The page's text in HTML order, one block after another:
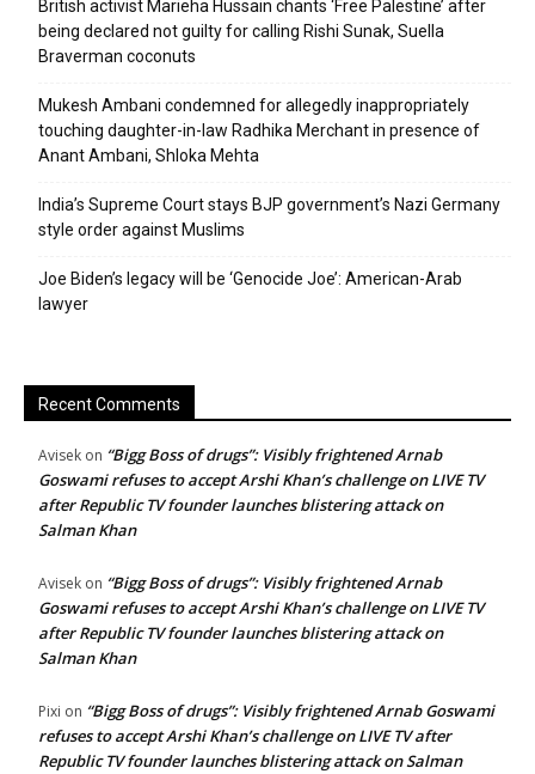
British activist Marieha Hussain chants ‘Free Palestine’ after
being declared not guilty for calling Rishi Sunak, Suella
Braverman coconuts
Mukesh Ambani condemned for allegedly inappropriately
touching daughter-in-law Radhika Merchant in presence of
Anant Ambani, Shloka Mehta
India’s Supreme Court stays BJP government’s Nazi Germany
style order against Muslims
Joe Biden’s legacy will be ‘Genocide Joe’: American-Arab
lawyer
Recent Comments
Avisek on “Bigg Boss of drugs”: Visibly frightened Arnab
Goswami refuses to accept Arshi Khan’s challenge on LIVE TV
after Republic TV founder launches blistering attack on
Salman Khan
Avisek on “Bigg Boss of drugs”: Visibly frightened Arnab
Goswami refuses to accept Arshi Khan’s challenge on LIVE TV
after Republic TV founder launches blistering attack on
Salman Khan
Pixi on “Bigg Boss of drugs”: Visibly frightened Arnab Goswami
refuses to accept Arshi Khan’s challenge on LIVE TV after
Republic TV founder launches blistering attack on Salman